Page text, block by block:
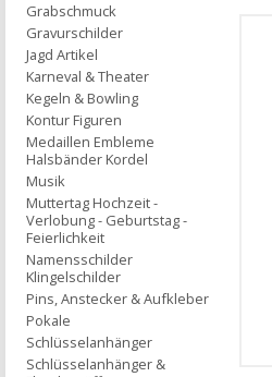
Grabschmuck
Gravurschilder
Jagd Artikel
Karneval & Theater
Kegeln & Bowling
Kontur Figuren
Medaillen Embleme
Halsbänder Kordel
Musik
Muttertag Hochzeit -
Verlobung - Geburtstag -
Feierlichkeit
Namensschilder
Klingelschilder
Pins, Anstecker & Aufkleber
Pokale
Schlüsselanhänger
Schlüsselanhänger &